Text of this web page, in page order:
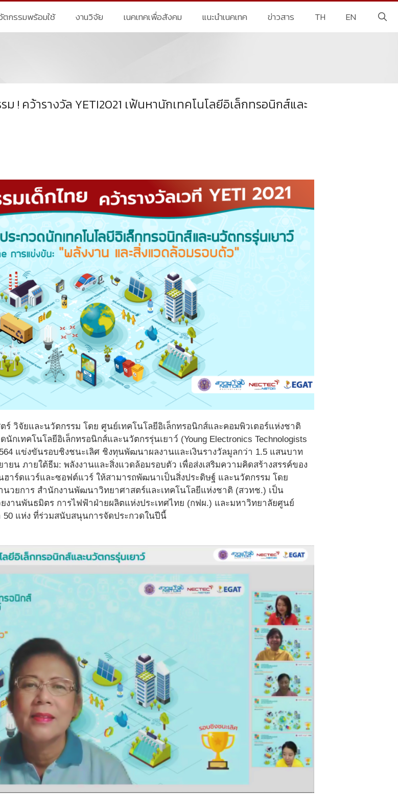
ตกรรมพร้อมใช้ งานวิจัย เนคเทคเพื่อสังคม แนะนำเนคเทค ข่าวสาร TH EN
ม ! คว้ารางวัล YETI2021 เฟ้นหานักเทคโนโลยีอิเล็กทรอนิกส์และ
ร์ วิจัยและนวัตกรรม โดย ศูนย์เทคโนโลยีอิเล็กทรอนิกส์และคอมพิวเตอร์แห่งชาติ
กเทคโนโลยีอิเล็กทรอนิกส์และนวัตกรรุ่นเยาว์ (Young Electronics Technologists
แข่งขันรอบชิงชนะเลิศ ชิงทุนพัฒนาผลงานและเงินรางวัลมูลกว่า 1.5 แสนบาท
ยน ภายใต้ธีม: พลังงานและสิ่งแวดล้อมรอบตัว เพื่อส่งเสริมความคิดสร้างสรรค์ของ
ฮาร์ดแวร์และซอฟต์แวร์ ให้สามารถพัฒนาเป็นสิ่งประดิษฐ์ และนวัตกรรม โดย
นวยการ สำนักงานพัฒนาวิทยาศาสตร์และเทคโนโลยีแห่งชาติ (สวทช.) เป็น
งานพันธมิตร การไฟฟ้าฝ่ายผลิตแห่งประเทศไทย (กฟผ.) และมหาวิทยาลัยศูนย์
50 แห่ง ที่ร่วมสนับสนุนการจัดประกวดในปีนี้